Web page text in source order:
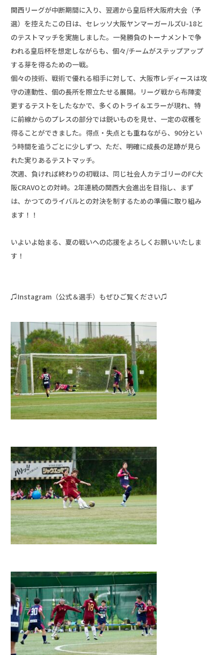
関西リーグが中断期間に入り、翌週から皇后杯大阪府大会（予
選）を控えたこの日は、セレッソ大阪ヤンマーガールズU-18と
のテストマッチを実施しました。一発勝負のトーナメントで争
われる皇后杯を想定しながらも、個々/チームがステップアップ
する芽を得るための一戦。
個々の技術、戦術で優れる相手に対して、大阪市レディースは攻
守の連動性、個の長所を際立たせる展開。リーグ戦から布陣変
更するテストをしたなかで、多くのトライ＆エラーが現れ、特
に前線からのプレスの部分では鋭いものを見せ、一定の収穫を
得ることができました。得点・失点とも重ねながら、90分とい
う時間を追うごとに少しずつ、ただ、明確に成長の足跡が見ら
れた実りあるテストマッチ。
次週、負ければ終わりの初戦は、同じ社会人カテゴリーのFC大
阪CRAVOとの対峙。2年連続の関西大会進出を目指し、まず
は、かつてのライバルとの対決を制するための準備に取り組み
ます！！
いよいよ始まる、夏の戦いへの応援をよろしくお願いいたしま
す！
♫Instagram（公式＆選手）もぜひご覧ください♫